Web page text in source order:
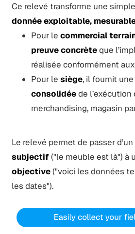
Ce relevé transforme une
donnée exploitable,
Pour le commercial
preuve concrèteque
réalisée conformément
Pour le siège, il fournit une
consolidéede l’exécution
merchandising, magasin
Le relevé permet de passer d’un
subjectif ("le meuble est là") à
objective("voici les données
les dates").